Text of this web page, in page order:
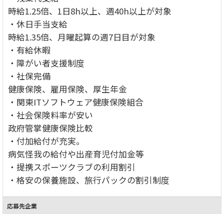
時給1.25倍、1日8h以上、週40h以上が対象
・休日手当支給
時給1.35倍、月曜起算の週7日目が対象
・有給休暇
・障がい者支援制度
・社保完備
健康保険、雇用保険、厚生年金
・関東ITソフトウェア健康保険組合
・社会保険料率が安い
政府管掌健康保険比較
・付加給付が充実。
病気怪我の給付や出産育児付加金等
・提携スポーツクラブの利用割引
・格安の保養施設、旅行パックの割引制度
応募先企業